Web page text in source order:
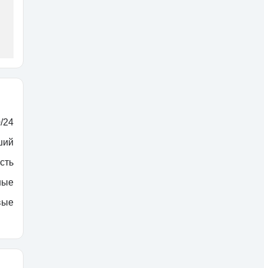
24